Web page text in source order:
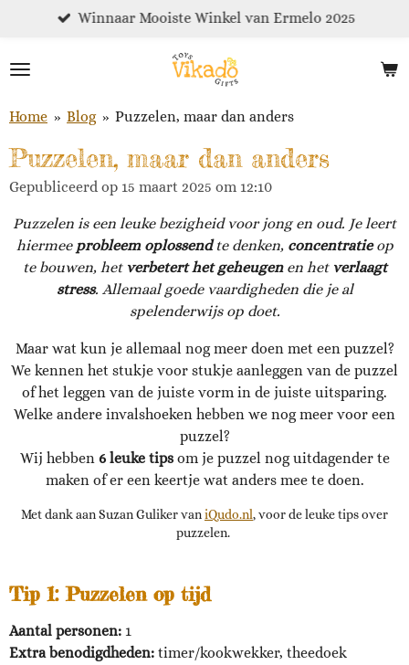
naar
hoofdinhoud
Winnaar Mooiste Winkel van Ermelo 2025
Home » Blog » Puzzelen, maar dan anders
Puzzelen, maar dan anders
Gepubliceerd op 15 maart 2025 om 12:10
Puzzelen is een leuke bezigheid voor jong en oud. Je leert
hiermee probleem oplossendte denken, concentratieop
te bouwen, het verbetert het geheugen en het verlaagt
stress. Allemaal goede vaardigheden die je al
spelenderwijs op doet.
Maar wat kun je allemaal nog meer doen met een puzzel?
We kennen het stukje voor stukje aanleggen van de puzzel
of het leggen van de juiste vorm in de juiste uitsparing.
Welke andere invalshoeken hebben we nog meer voor een
puzzel?
Wij hebben 6 leuke tipsom je puzzel nog uitdagender te
maken of er een keertje wat anders mee te doen.
Met dank aan Suzan Guliker van iQudo.nl, voor de leuke tips over
puzzelen.
Tip 1: Puzzelen op tijd
Aantal personen: 1
Extra benodigdheden: timer/kookwekker, theedoek